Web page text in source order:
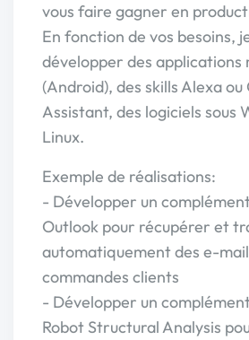
vous faire gagner en
En fonction de vos besoins,
développer des applications
(Android), des skills Alexa ou
Assistant, des logiciels sous
Linux.
Exemple de réalisations:
- Développer un
Outlook pour récupérer et
automatiquement des e-
commandes clients
- Développer un
Robot Structural Analysis